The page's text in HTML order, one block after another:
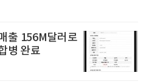
출 156M달러로
병 완료